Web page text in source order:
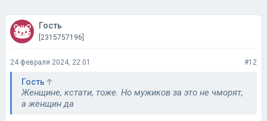
Гость
[2315757196]
24 февраля 2024, 22:01 #12
Гость
Женщине, кстати, тоже. Но мужиков за это не чморят,
а женщин да